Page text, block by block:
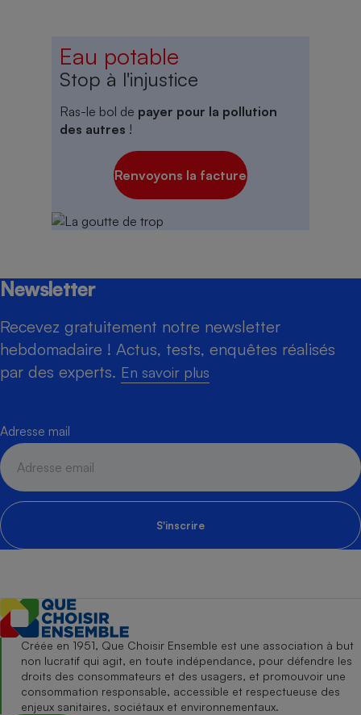
Eau potable
Stop à l'injustice
Ras-le bol de payer pour la pollution
des autres !
Renvoyons la facture
Newsletter
Recevez gratuitement notre newsletter
hebdomadaire ! Actus, tests, enquêtes réalisés
par des experts. En savoir plus
Adresse mail
S'inscrire
Créée en 1951, Que Choisir Ensemble est une association à but
non lucratif qui agit, en toute indépendance, pour défendre les
droits des consommateurs et des usagers, et promouvoir une
consommation responsable, accessible et respectueuse des
enjeux sanitaires, sociétaux et environnementaux.